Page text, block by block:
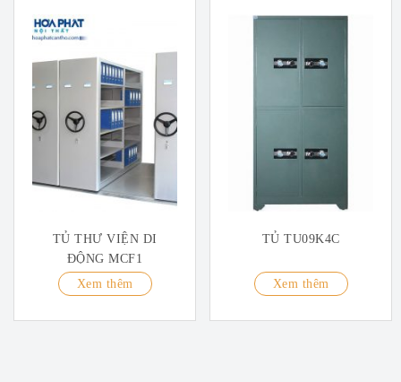
TỦ THƯ VIỆN DI
ĐỘNG MCF1
Xem thêm
TỦ TU09K4C
Xem thêm